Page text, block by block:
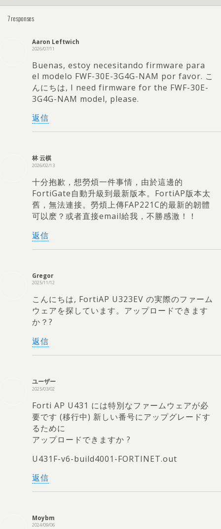
7responses
Aaron Leftwich
2026/07/11
Buenas, estoy necesitando firmware para
el modelo FWF-30E-3G4G-NAM por favor. こ
んにちは, I need firmware for the FWF-30E-
3G4G-NAM model, please.
返信
林 云棋
2026/02/13
十分抱歉，想勞煩一件事情，由於這邊的
FortiGate自動升級到最新版本。FortiAP版本太
舊，無法連接。勞煩上傳FAP221C的最新的韌體
可以麽？或者直接email給我，不勝感激！！
返信
Gregor
2025/11/12
こんにちは, FortiAP U323EV の実際のファーム
ウェアを探しています。アップロードできます
か？?
返信
ユーザー
2025/03/02
Forti AP U431 には特別なファームウェアが必
要です (移行中) 新しい番号にアップグレードす
るために
アップロードできますか ?
U431F-v6-build4001-FORTINET.out
返信
Moybm
2024/09/06